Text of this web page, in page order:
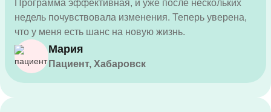
Программа эффективная, и уже после нескольких
недель почувствовала изменения. Теперь уверена,
что у меня есть шанс на новую жизнь.
Мария
Пациент, Хабаровск